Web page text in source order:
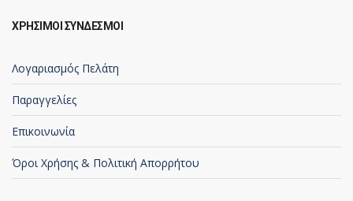
ΧΡΗΣΙΜΟΙ ΣΥΝΔΕΣΜΟΙ
Λογαριασμός Πελάτη
Παραγγελίες
Επικοινωνία
Όροι Χρήσης & Πολιτική Απορρήτου